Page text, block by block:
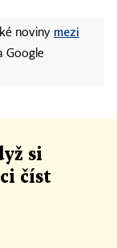
noviny mezi
Google
si
číst